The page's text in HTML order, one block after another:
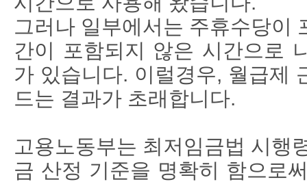
그러나 일부에서는 주휴수당이
간이 포함되지 않은 시간으로
가 있습니다. 이럴경우, 월급제
드는 결과가 초래합니다.
고용노동부는 최저임금법 시행
금 산정 기준을 명확히 함으로